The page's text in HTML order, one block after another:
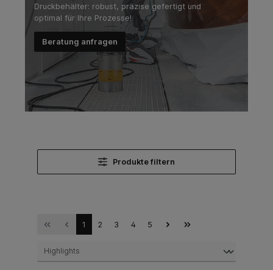
Druckbehälter: robust, präzise gefertigt und
optimal für Ihre Prozesse!
Beratung anfragen
Produkte filtern
1 2 3 4 5